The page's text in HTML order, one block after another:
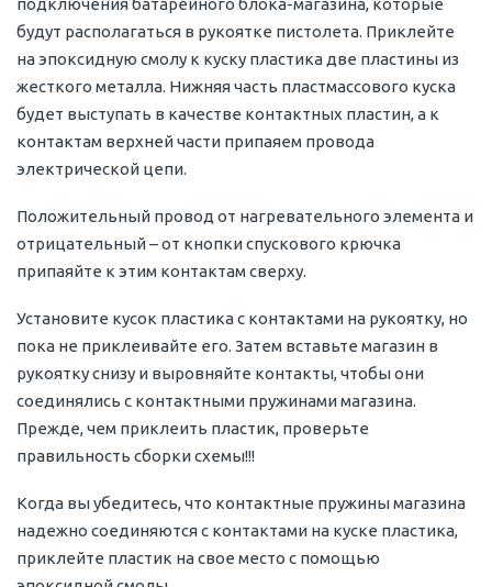
будут располагаться в рукоятке пистолета. Приклейте
на эпоксидную смолу к куску пластика две пластины из
жесткого металла. Нижняя часть пластмассового куска
будет выступать в качестве контактных пластин, а к
контактам верхней части припаяем провода
электрической цепи.
Положительный провод от нагревательного элемента и
отрицательный – от кнопки спускового крючка
припаяйте к этим контактам сверху.
Установите кусок пластика с контактами на рукоятку, но
пока не приклеивайте его. Затем вставьте магазин в
рукоятку снизу и выровняйте контакты, чтобы они
соединялись с контактными пружинами магазина.
Прежде, чем приклеить пластик, проверьте
правильность сборки схемы!!!
Когда вы убедитесь, что контактные пружины магазина
надежно соединяются с контактами на куске пластика,
приклейте пластик на свое место с помощью